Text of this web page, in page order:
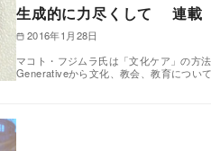
生成的に力尽くして 連載
2016年1月28日
マコト・フジムラ氏は「文化ケア」の方
Generativeから文化、教会、教育につい